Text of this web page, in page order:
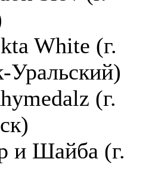
White (г.
Уральский)
(г.
и Шайба (г.